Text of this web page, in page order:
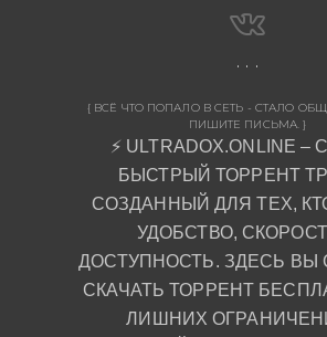
{ ВСЁ ЧТО ПОПАЛО В СЕТЬ - СТАЛО
ПИШИТЕ ПИСЬМА. }
⚡ ULTRADOX.ONLINE
БЫСТРЫЙ ТОРРЕНТ
СОЗДАННЫЙ ДЛЯ ТЕХ,
УДОБСТВО,
ДОСТУПНОСТЬ. ЗДЕСЬ ВЫ
СКАЧАТЬ ТОРРЕНТ
ЛИШНИХ